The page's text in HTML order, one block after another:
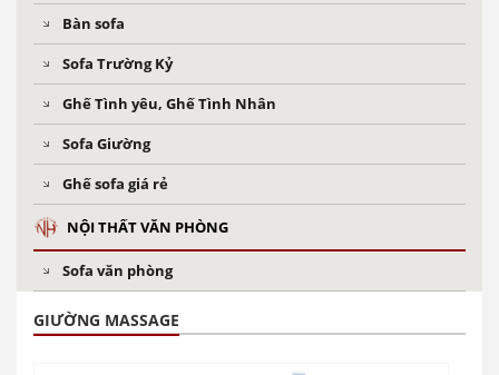
Bàn sofa
Sofa Trường Kỷ
Ghế Tình yêu, Ghế Tình Nhân
Sofa Giường
Ghế sofa giá rẻ
NỘI THẤT VĂN PHÒNG
Sofa văn phòng
GIƯỜNG MASSAGE